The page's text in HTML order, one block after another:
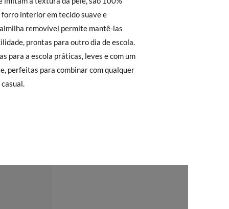
não lhe servirem, basta ir à secção de
equipa de Atendimento ao Cliente
sem gastos e em poucos dias!
Não tem que se preocupar com nada.
nos-emos de lhe enviar um estafeta